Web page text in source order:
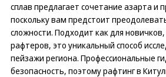
сплав предлагает сочетание азарта и
поскольку вам предстоит
сложности. Подходит как для
рафтеров, это уникальный способ
пейзажи региона. Профессиональные
безопасность, поэтому рафтинг в